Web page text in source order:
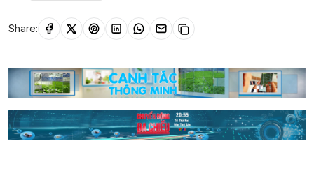
Share: